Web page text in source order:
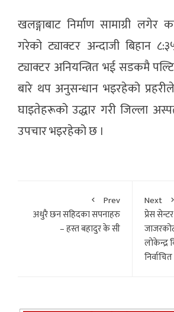
खलङ्गाबाट निर्माण सामाग्री लगेर
गरेको ट्याक्टर अन्दाजी बिहान
ट्याक्टर अनियन्त्रित भई सडकमै
बारे थप अनुसन्धान भइरहेको
घाइतेहरूको उद्धार गरी जिल्ला
उपचार भइरहेको छ ।
Prev
अधुरै छन सहिदका सपनाहरु
– हस्त बहादुर के सी
Next
प्रेस
लाेकेन्द्र
निर्वाचित